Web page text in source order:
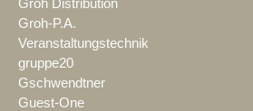
Groh Distribution
Groh-P.A.
Veranstaltungstechnik
gruppe20
Gschwendtner
Guest-One